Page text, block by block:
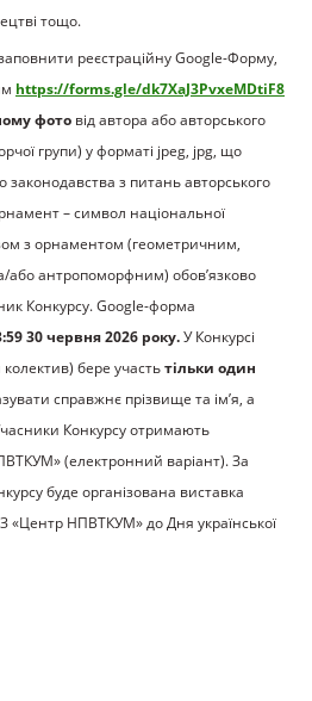
тощо.
реєстраційну Google-Форму,
https://forms.gle/dk7XaJ3PvxeMDtiF8
фото від автора або авторського
групи) у форматі jpeg, jpg, що
законодавства з питань авторського
– символ національної
з орнаментом (геометричним,
антропоморфним) обов’язково
Конкурсу. Google-форма
30 червня 2026 року.У Конкурсі
бере участь тільки один
справжнє прізвище та ім’я, а
Конкурсу отримають
(електронний варіант). За
буде організована виставка
«Центр НПВТКУМ» до Дня української